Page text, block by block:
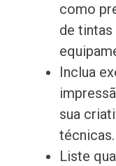
como
de
Inclua
sua
técnicas.
Liste